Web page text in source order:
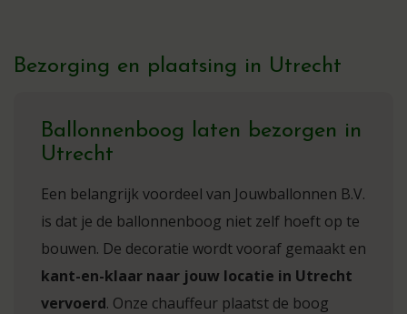
Bezorging en plaatsing in Utrecht
Ballonnenboog laten bezorgen in
Utrecht
Een belangrijk voordeel van Jouwballonnen B.V.
is dat je de ballonnenboog niet zelf hoeft op te
bouwen. De decoratie wordt vooraf gemaakt en
kant-en-klaar naar jouw locatie in Utrecht
vervoerd. Onze chauffeur plaatst de boog